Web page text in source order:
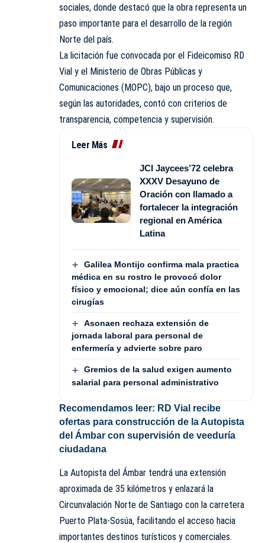
sociales, donde destacó que la obra representa un
paso importante para el desarrollo de la región
Norte del país.
La licitación fue convocada por el Fideicomiso RD
Vial y el Ministerio de Obras Públicas y
Comunicaciones (MOPC), bajo un proceso que,
según las autoridades, contó con criterios de
transparencia, competencia y supervisión.
Leer Más
JCI Jaycees’72 celebra
XXXV Desayuno de
Oración con llamado a
fortalecer la integración
regional en América
Latina
Galilea Montijo confirma mala practica
médica en su rostro le provocó dolor
físico y emocional; dice aún confía en las
cirugías
Asonaen rechaza extensión de
jornada laboral para personal de
enfermería y advierte sobre paro
Gremios de la salud exigen aumento
salarial para personal administrativo
Recomendamos leer: RD Vial recibe
ofertas para construcción de la Autopista
del Ámbar con supervisión de veeduría
ciudadana
La Autopista del Ámbar tendrá una extensión
aproximada de 35 kilómetros y enlazará la
Circunvalación Norte de Santiago con la carretera
Puerto Plata-Sosúa, facilitando el acceso hacia
importantes destinos turísticos y comerciales.